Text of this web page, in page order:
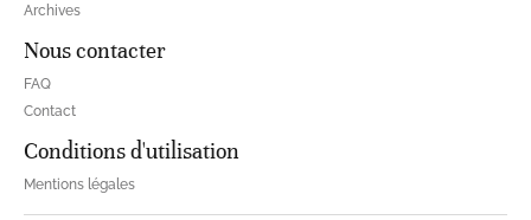
Archives
Nous contacter
FAQ
Contact
Conditions d'utilisation
Mentions légales